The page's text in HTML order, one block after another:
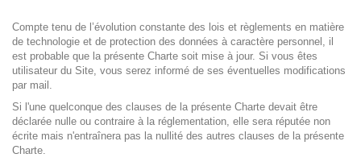
Compte tenu de l’évolution constante des lois et règlements en matière
de technologie et de protection des données à caractère personnel, il
est probable que la présente Charte soit mise à jour. Si vous êtes
utilisateur du Site, vous serez informé de ses éventuelles modifications
par mail.
Si l'une quelconque des clauses de la présente Charte devait être
déclarée nulle ou contraire à la réglementation, elle sera réputée non
écrite mais n'entraînera pas la nullité des autres clauses de la présente
Charte.